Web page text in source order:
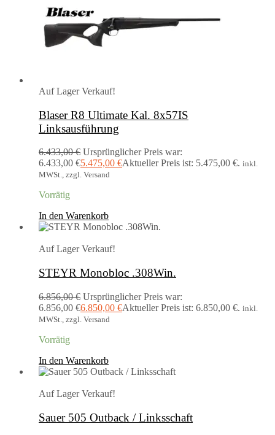
Auf Lager Verkauf!
Blaser R8 Ultimate Kal. 8x57IS
Linksausführung
6.433,00€ Ursprünglicher Preis war:
6.433,00 €5.475,00 €Aktueller Preis ist: 5.475,00 €. inkl.
MWSt., zzgl. Versand
Vorrätig
In den Warenkorb
Auf Lager Verkauf!
STEYR Monobloc .308Win.
6.856,00€ Ursprünglicher Preis war:
6.856,00 €6.850,00 €Aktueller Preis ist: 6.850,00 €. inkl.
MWSt., zzgl. Versand
Vorrätig
In den Warenkorb
Auf Lager Verkauf!
Sauer 505 Outback / Linksschaft